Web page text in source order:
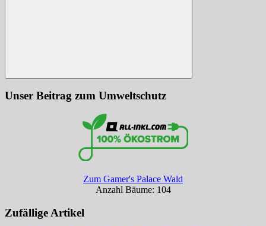
Suchen
Unser Beitrag zum Umweltschutz
Zum Gamer's Palace Wald
Anzahl Bäume: 104
Zufällige Artikel